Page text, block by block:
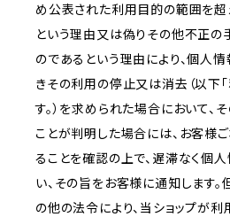
め公表された利用目的の範囲を超
という理由又は偽りその他不正の
のであるという理由により、個人
きその利用の停止又は消去（以下
す。）を求められた場合において、
ことが判明した場合には、お客様
ることを確認の上で、遅滞なく個
い、その旨をお客様に通知します
の他の法令により、当ショップが